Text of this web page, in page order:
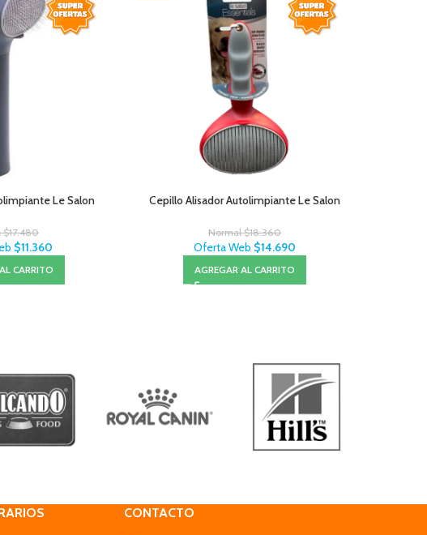
Le Salon
$17.480
$11.360
CARRITO
Cepillo Alisador Autolimpiante Le Salon
Normal$18.360
Oferta Web $14.690
AGREGAR AL CARRITO
CONTACTO